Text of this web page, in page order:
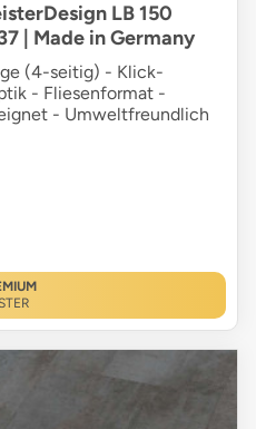
LB 150
| Made in Germany
(4-seitig) - Klick-
- Fliesenformat -
- Umweltfreundlich